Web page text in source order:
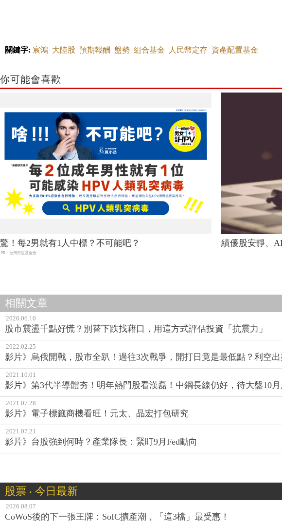
關鍵字: 宸鴻 大陸股 預期報酬 盤勢 組合基金 人民幣定存 資產配置基金
你可能會喜歡
驚！每2男就有1人中標？不可能吧？
PR・台灣癌症基金會
績優股安靜、
相關文章
2026.06.10
股市震盪千點好慌？別替下跌找藉口，用這方式評估投資「抗震力」
2022.02.25
影片》烏俄開戰，股市全趴！過往3次戰爭，開打日竟是最低點？利空出
2021.10.01
影片》第3代半導體夯！明年熱門股看漢磊！中鋼長線仍好，待大盤10月
2021.07.28
影片》電子標籤商機看旺！元太、晶宏打包研究
2021.07.21
影片》台股強到何時？產業隊長：緊盯9月Fed動向
股票 ‧ 今日最新
2026.08.07
CoWoS後的下一張王牌：SoIC擴產潮，「這3檔」最受惠！